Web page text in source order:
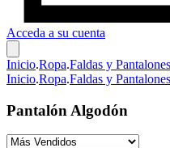
Acceda a su cuenta
Inicio.Ropa.Faldas y Pantalones
Inicio.Ropa.Faldas y Pantalones
Pantalón Algodón